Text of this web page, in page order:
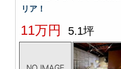
リア！
11万円 5.1坪